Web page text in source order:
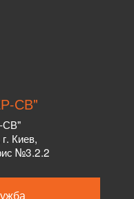
СВ"
СВ"
Киев,
№3.2.2